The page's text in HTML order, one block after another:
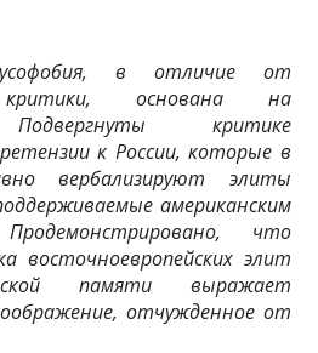
в отличие от
критики, основана на
Подвергнуты критике
к России, которые в
вербализируют элиты
американским
что
восточноевропейских элит
памяти выражает
отчужденное от